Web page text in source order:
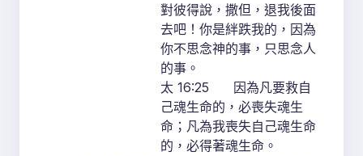
對彼得說，撒但，退我後面
去吧！你是絆跌我的，因為
你不思念神的事，只思念人
的事。
太 16:25 因為凡要救自
己魂生命的，必喪失魂生
命；凡為我喪失自己魂生命
的，必得著魂生命。